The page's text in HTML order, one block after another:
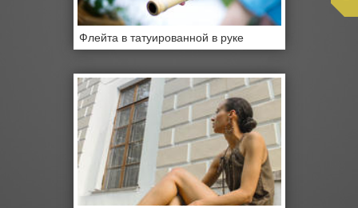
Флейта в татуированной в руке